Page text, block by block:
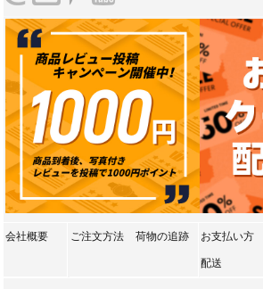
会社概要 ご注文方法 荷物の追跡 お支払い方
配送